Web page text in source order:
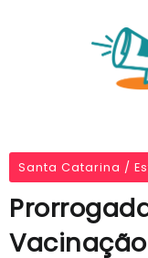
Santa Catarina /